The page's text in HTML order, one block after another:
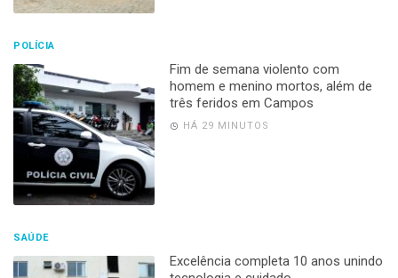
POLÍCIA
Fim de semana violento com
homem e menino mortos, além de
três feridos em Campos
HÁ 29 MINUTOS
SAÚDE
Excelência completa 10 anos unindo